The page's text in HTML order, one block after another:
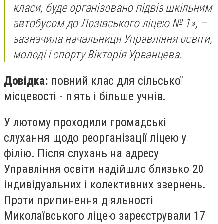
класи, буде організовано підвіз шкільним
автобусом до Лозівського ліцею № 1», –
зазначила начальниця Управління освіти,
молоді і спорту Вікторія Урванцева.
Довідка: повний клас для сільської
місцевості - п'ять і більше учнів.
У лютому проходили громадські
слухання щодо реорганізації ліцею у
філію. Після слухань на адресу
Управління освіти надійшло близько 20
індивідуальних і колективних звернень.
Проти припинення діяльності
Миколаївського ліцею зареєстрували 17